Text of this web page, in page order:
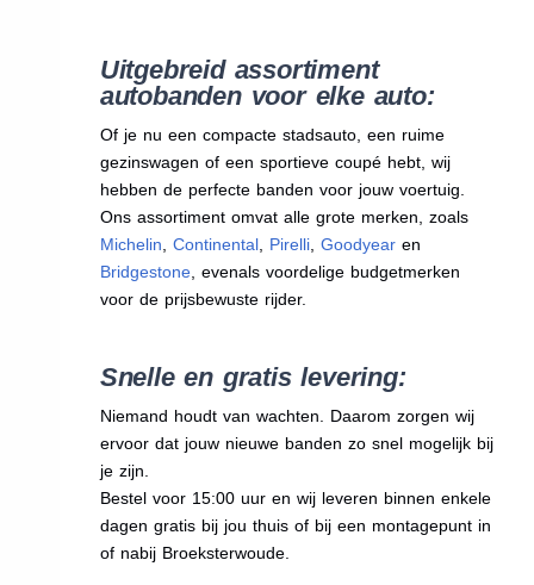
Uitgebreid assortiment
autobanden voor elke auto:
Of je nu een compacte stadsauto, een ruime
gezinswagen of een sportieve coupé hebt, wij
hebben de perfecte banden voor jouw voertuig.
Ons assortiment omvat alle grote merken, zoals
Michelin, Continental, Pirelli, Goodyearen
Bridgestone, evenals voordelige budgetmerken
voor de prijsbewuste rijder.
Snelle en gratis levering:
Niemand houdt van wachten. Daarom zorgen wij
ervoor dat jouw nieuwe banden zo snel mogelijk bij
je zijn.
Bestel voor 15:00 uur en wij leveren binnen enkele
dagen gratis bij jou thuis of bij een montagepunt in
of nabij Broeksterwoude.